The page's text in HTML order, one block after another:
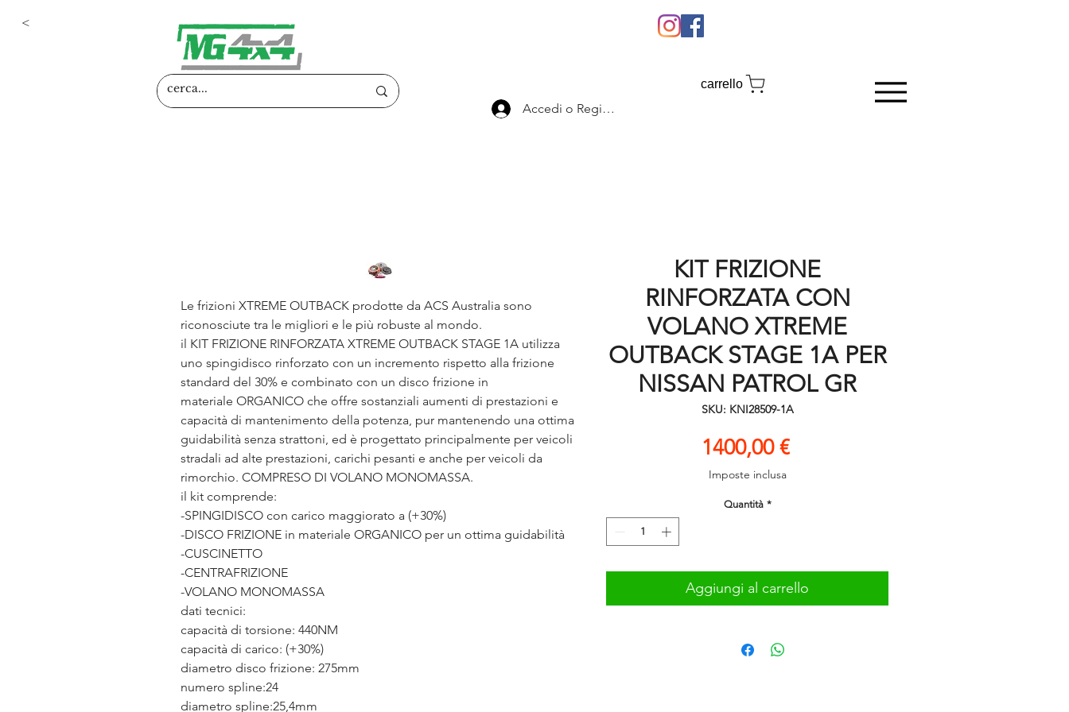
<
Accedi o Registrati
carrello
Le frizioni XTREME OUTBACK prodotte da ACS Australia sono
riconosciute tra le migliori e le più robuste al mondo.
il KIT FRIZIONE RINFORZATA XTREME OUTBACK STAGE 1A utilizza
uno spingidisco rinforzato con un incremento rispetto alla frizione
standard del 30% e combinato con un disco frizione in
materiale ORGANICO che offre sostanziali aumenti di prestazioni e
capacità di mantenimento della potenza, pur mantenendo una ottima
guidabilità senza strattoni, ed è progettato principalmente per veicoli
stradali ad alte prestazioni, carichi pesanti e anche per veicoli da
rimorchio. COMPRESO DI VOLANO MONOMASSA.
il kit comprende:
-SPINGIDISCO con carico maggiorato a (+30%)
-DISCO FRIZIONE in materiale ORGANICO per un ottima guidabilità
-CUSCINETTO
-CENTRAFRIZIONE
-VOLANO MONOMASSA
dati tecnici:
capacità di torsione: 440NM
capacità di carico: (+30%)
diametro disco frizione: 275mm
numero spline:24
diametro spline:25,4mm
KIT FRIZIONE
RINFORZATA CON
VOLANO XTREME
OUTBACK STAGE 1A PER
NISSAN PATROL GR
SKU: KNI28509-1A
1400,00 €Prezzo
Imposte inclusa
Quantità *
Aggiungi al carrello